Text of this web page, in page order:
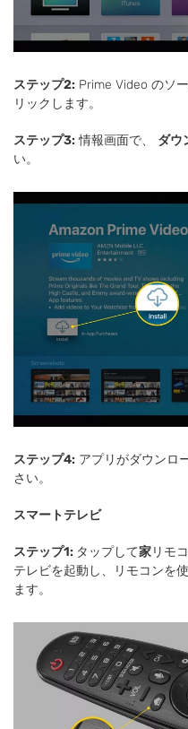
ステップ2: Prime Video のソ
リックします。
ステップ3: 情報画面で、 ダウ
い。
ステップ4: アプリがダウンロ
さい。
スマートテレビ
ステップ1: タップして家リモ
テレビを起動し、リモコンを
ます。